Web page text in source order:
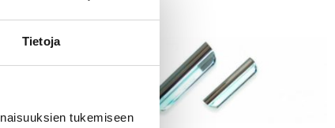
Tietoja
tukemiseen